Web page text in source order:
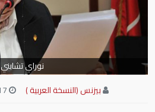
نوراي تشابني
بيزنس (النسخة العربية )